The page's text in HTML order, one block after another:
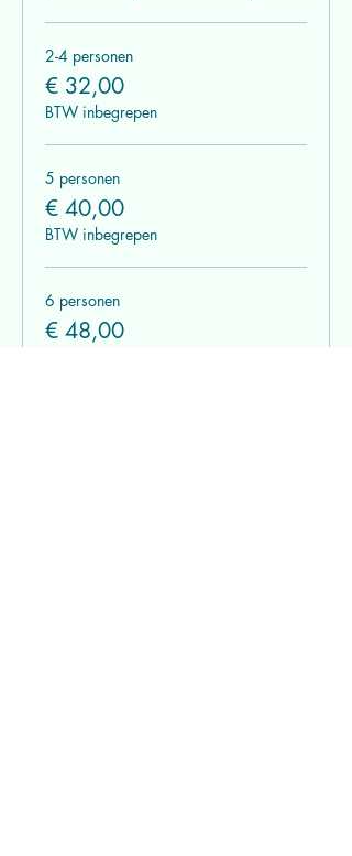
2-4 personen
€ 32,00
BTW inbegrepen
5 personen
€ 40,00
BTW inbegrepen
6 personen
€ 48,00